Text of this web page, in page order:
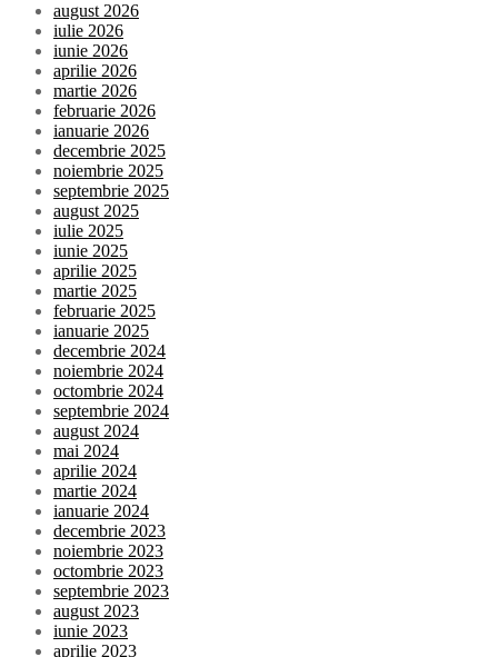
august 2026
iulie 2026
iunie 2026
aprilie 2026
martie 2026
februarie 2026
ianuarie 2026
decembrie 2025
noiembrie 2025
septembrie 2025
august 2025
iulie 2025
iunie 2025
aprilie 2025
martie 2025
februarie 2025
ianuarie 2025
decembrie 2024
noiembrie 2024
octombrie 2024
septembrie 2024
august 2024
mai 2024
aprilie 2024
martie 2024
ianuarie 2024
decembrie 2023
noiembrie 2023
octombrie 2023
septembrie 2023
august 2023
iunie 2023
aprilie 2023